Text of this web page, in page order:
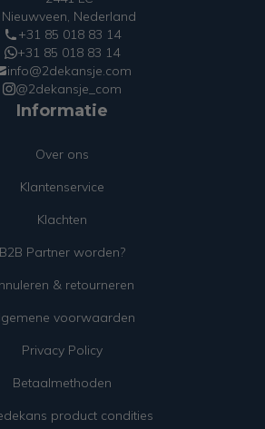
Nieuwveen, Nederland
+31 85 018 83 14
+31 85 018 83 14
info@2dekansje.com
@2dekansje_com
Informatie
Over ons
Klantenservice
Klachten
B2B Partner worden?
& retourneren
voorwaarden
Privacy Policy
Betaalmethoden
product condities